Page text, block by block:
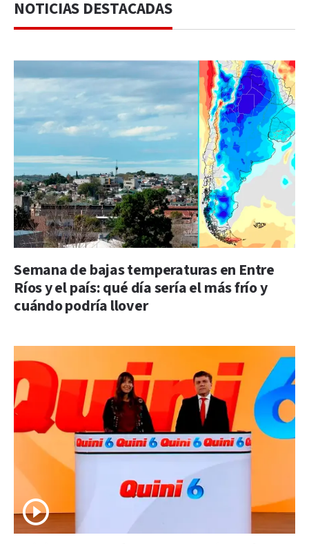
NOTICIAS DESTACADAS
Semana de bajas temperaturas en Entre
Ríos y el país: qué día sería el más frío y
cuándo podría llover